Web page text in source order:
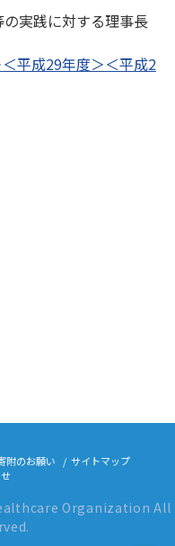
実践に対する理事長
＜平成29年度＞＜平成2
附のお願い
サイトマップ
Organization All